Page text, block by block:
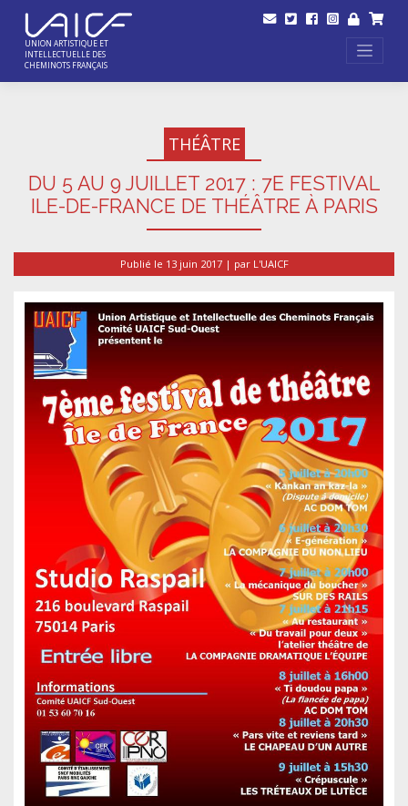
content
UNION ARTISTIQUE ET
INTELLECTUELLE DES
CHEMINOTS FRANÇAIS
THÉÂTRE
DU 5 AU 9 JUILLET 2017 : 7E FESTIVAL
ILE-DE-FRANCE DE THÉÂTRE À PARIS
Publié le 13 juin 2017| par L'UAICF